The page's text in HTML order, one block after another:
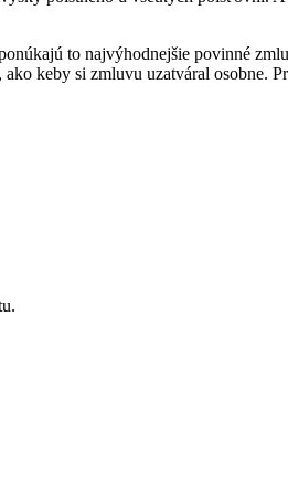
to najvýhodnejšie povinné
keby si zmluvu uzatváral osobne.